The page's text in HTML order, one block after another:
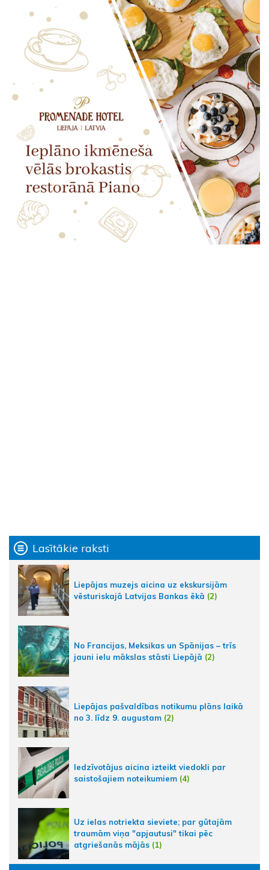
Lasītākie raksti
Liepājas muzejs aicina uz ekskursijām
vēsturiskajā Latvijas Bankas ēkā (2)
No Francijas, Meksikas un Spānijas – trīs
jauni ielu mākslas stāsti Liepājā (2)
Liepājas pašvaldības notikumu plāns laikā
no 3. līdz 9. augustam (2)
Iedzīvotājus aicina izteikt viedokli par
saistošajiem noteikumiem (4)
Uz ielas notriekta sieviete; par gūtajām
traumām viņa "apjautusi" tikai pēc
atgriešanās mājās (1)